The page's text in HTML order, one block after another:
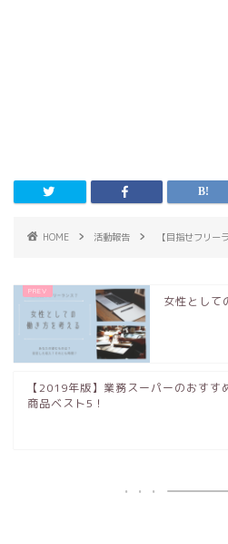
HOME 活動報告 【目指せフリ
女性として
【2019年版】業務スーパーのおすす
商品ベスト5！